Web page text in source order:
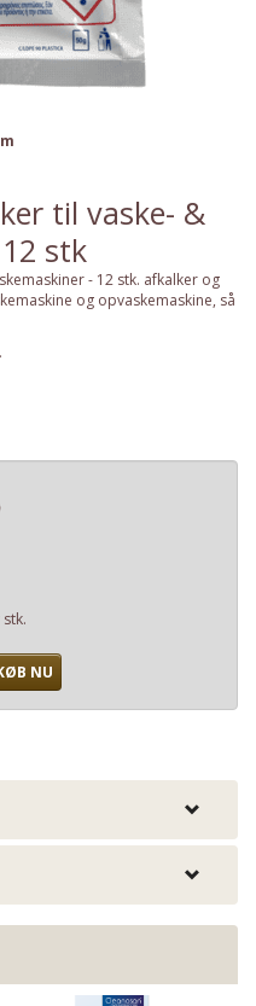
til vaske- &
stk
- 12 stk. afkalker og
og opvaskemaskine, så
NU